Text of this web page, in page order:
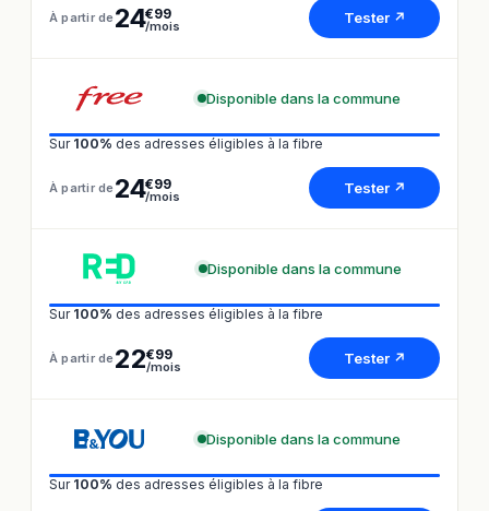
À partir de 24€99
/mois Tester ↗
Disponible dans la commune
Sur 100% des adresses éligibles à la fibre
À partir de 24€99
/mois Tester ↗
Disponible dans la commune
Sur 100% des adresses éligibles à la fibre
À partir de 22€99
/mois Tester ↗
Disponible dans la commune
Sur 100% des adresses éligibles à la fibre